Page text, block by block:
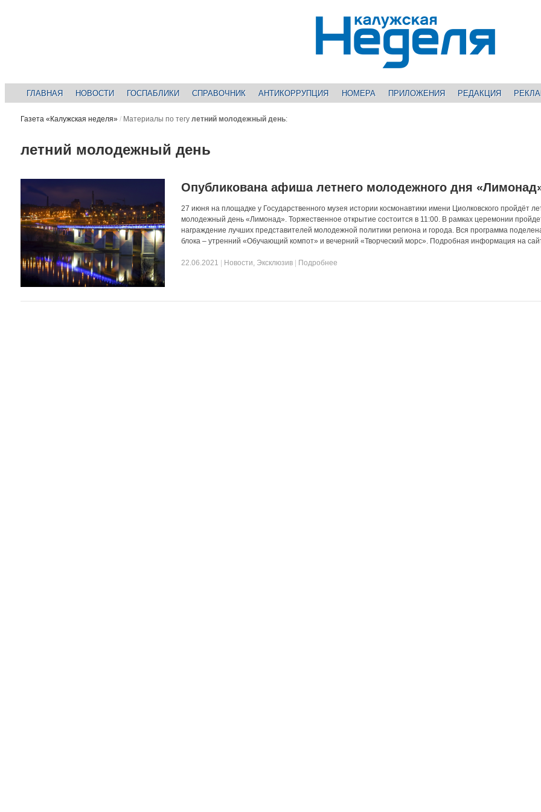
ГЛАВНАЯ НОВОСТИ ГОСПАБЛИКИ СПРАВОЧНИК АНТИКОРРУПЦИЯ НОМЕРА ПРИЛОЖЕНИЯ РЕДАКЦИЯ
Газета «Калужская неделя» / Материалы по тегу летний молодежный день:
летний молодежный день
Опубликована афиша летнего молодежного дня
27 июня на площадке у Государственного музея истории космонавтики имени Циолковского пройдёт
молодежный день «Лимонад». Торжественное открытие состоится в 11:00. В рамках церемонии
награждение лучших представителей молодежной политики региона и города. Вся программа
блока – утренний «Обучающий компот» и вечерний «Творческий морс». Подробная информация на
22.06.2021 Новости, Эксклюзив Подробнее